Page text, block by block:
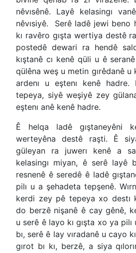
nêvısênê. Layê kelasingı
nêvısiyê. Serê ladê jewi beno
kı ravêro gışta wertiya destê
postedê dewari ra hendê
kıştanê cı kenê qüli u ê
qülêna weş u metin gırêdanê u
ardenı u eştenı kenê hadre.
tepeya, siyê weşiyê zey
eştenı anê kenê hadre.
Ê helqa ladê gıştaneyêni
werteyêna destê raşti. Ê
güleyan ra juwerı kenê a
kelasingı miyan, ê serê layê
resnenê ê seredê ê ladê
pilı u a şehadeta tepşenê.
kerdi zey pê tepeya xo destı
do berzê nişanê ê cay gênê,
u serê ê layo kı gışta xo ya
bı, serê ê lay vıradanê u cayo
gırot bı kı, berzê, a siya